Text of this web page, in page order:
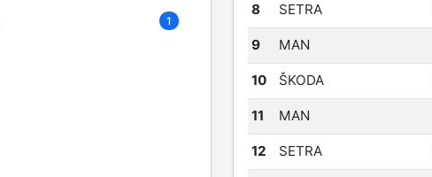
1
8 SETRA
9 MAN
10 ŠKODA
11 MAN
12 SETRA